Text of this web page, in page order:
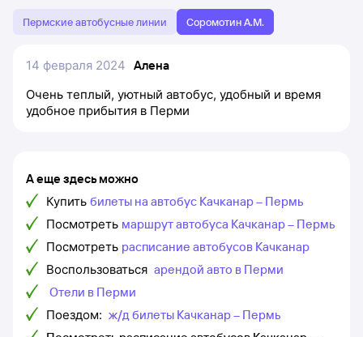
Пермские автобусные линии Соромотин А.М.
14 февраля 2024 Алена
Очень теплый, уютный автобус, удобный и время
удобное прибытия в Перми
А еще здесь можно
Купить билеты на автобус Качканар – Пермь
Посмотреть маршрут автобуса Качканар – Пермь
Посмотреть расписание автобусов Качканар
Воспользоваться арендой авто в Перми
Отели в Перми
Поездом: ж/д билеты Качканар – Пермь